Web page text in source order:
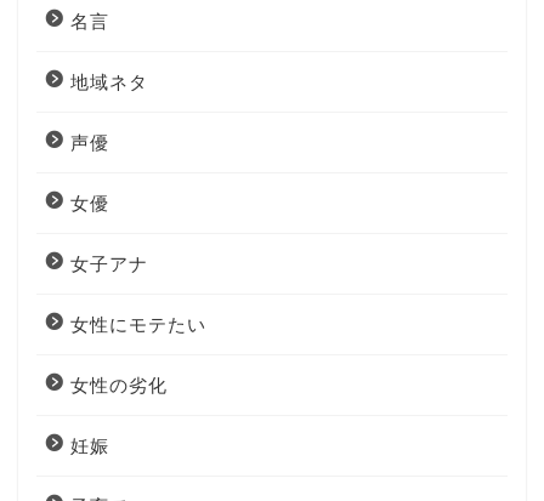
名言
地域ネタ
声優
女優
女子アナ
女性にモテたい
女性の劣化
妊娠